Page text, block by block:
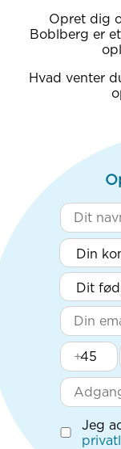
Opret dig
Boblberg er
Hvad venter
+
Jeg